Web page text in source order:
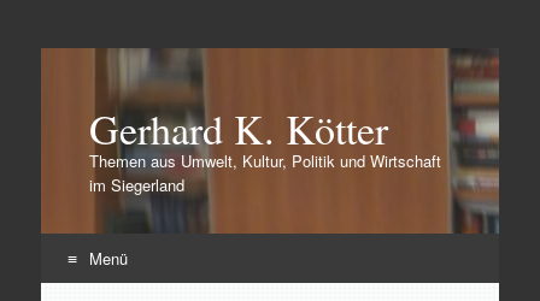
Gerhard K. Kötter
Themen aus Umwelt, Kultur, Politik und Wirtschaft
im Siegerland
Menü